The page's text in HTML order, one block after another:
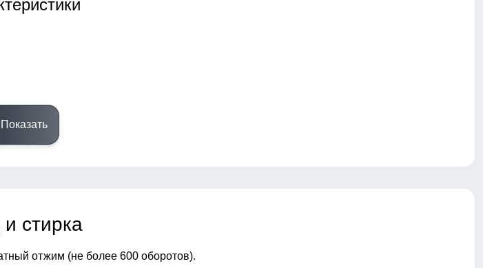
до шагового
самой широкой
Показать
стирка
отжим (не более 600 оборотов).